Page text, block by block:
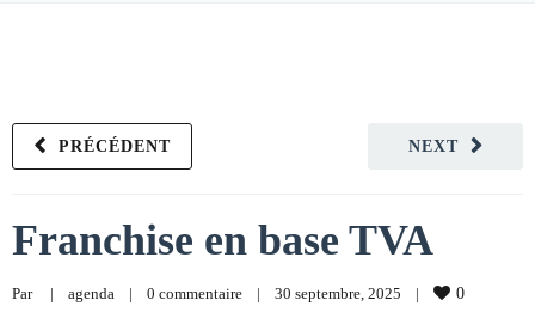
NEXT
PRÉCÉDENT
Franchise en base TVA
Par | agenda | 0 commentaire | 30 septembre, 2025 | 0